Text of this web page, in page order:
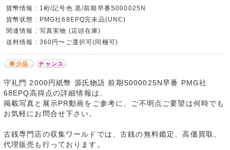
貨幣情報 : 1桁/記号色 黒/前期早番S000025N
貨幣状態 : PMG社68EPQ完未品(UNC)
関連情報 : 写真実物 (店頭在庫)
送料情報 : 360円〜ご選択可(同梱可)
希少品 チャンス
守礼門 2000円紙幣 源氏物語 前期S000025N早番 PMG社
68EPQ高得点の詳細情報は、
掲載写真と展示PR動画をご参考に、ご不明点ご要望は何時でも
お気軽にお問合せ下さい。
古銭専門店の収集ワールドでは、古銭の無料鑑定、高価買取、
代理販売も行っております。